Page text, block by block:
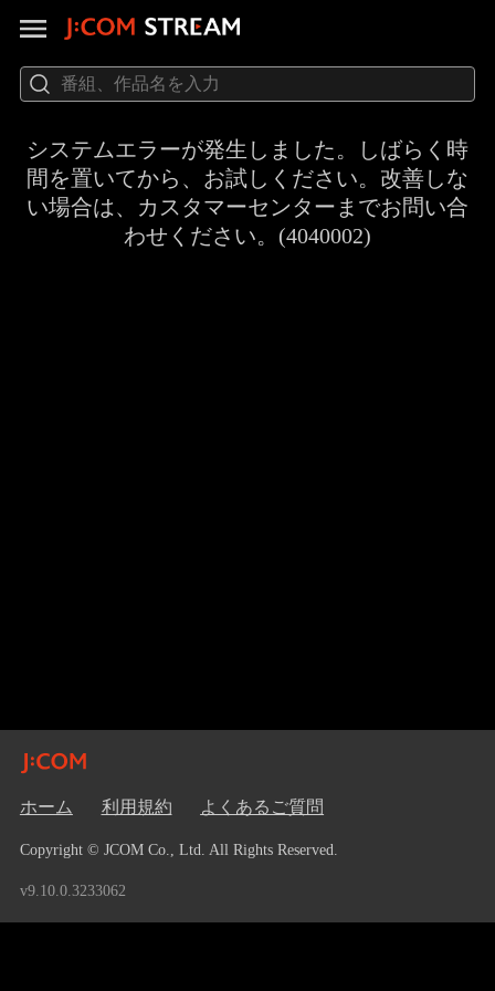
システムエラーが発生しました。しばらく時
間を置いてから、お試しください。改善しな
い場合は、カスタマーセンターまでお問い合
わせください。(4040002)
ホーム 利用規約 よくあるご質問
Copyright © JCOM Co., Ltd. All Rights Reserved.
v9.10.0.3233062